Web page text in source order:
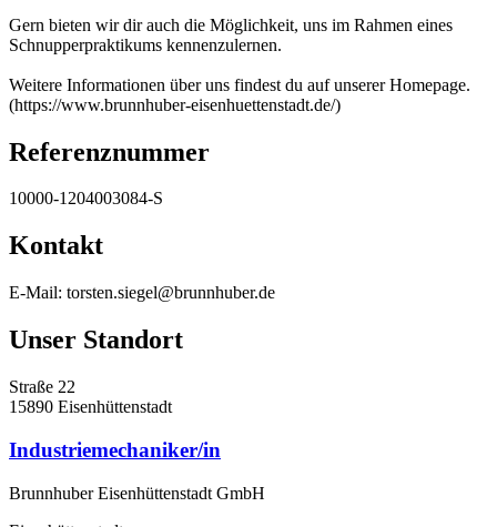
Gern bieten wir dir auch die Möglichkeit, uns im Rahmen eines
Schnupperpraktikums kennenzulernen.
Weitere Informationen über uns findest du auf unserer Homepage.
(https://www.brunnhuber-eisenhuettenstadt.de/)
Referenznummer
10000-1204003084-S
Kontakt
E-Mail: torsten.siegel@brunnhuber.de
Unser Standort
Straße 22
15890 Eisenhüttenstadt
Industriemechaniker/in
Brunnhuber Eisenhüttenstadt GmbH